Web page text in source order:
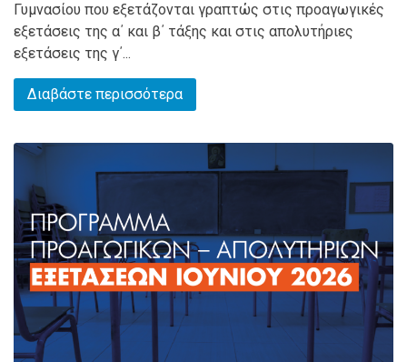
Γυμνασίου που εξετάζονται γραπτώς στις προαγωγικές
εξετάσεις της α΄ και β΄ τάξης και στις απολυτήριες
εξετάσεις της γ΄...
Διαβάστε περισσότερα